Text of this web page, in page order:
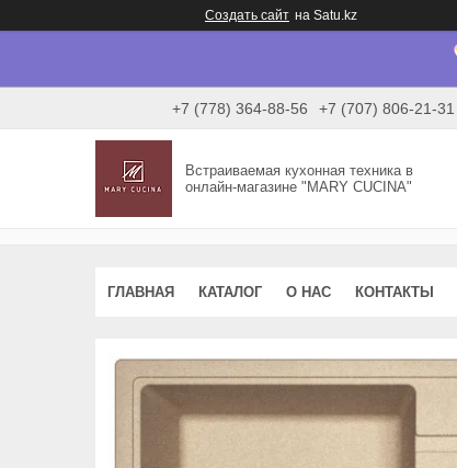
Создать сайт на Satu.kz
+7 (778) 364-88-56 +7 (707) 806-21-31
Встраиваемая кухонная техника в
онлайн-магазине "MARY CUCINA"
ГЛАВНАЯ КАТАЛОГ О НАС КОНТАКТЫ